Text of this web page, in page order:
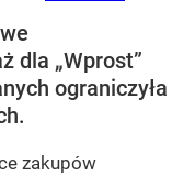
dla „Wprost”
ograniczyła
zakupów